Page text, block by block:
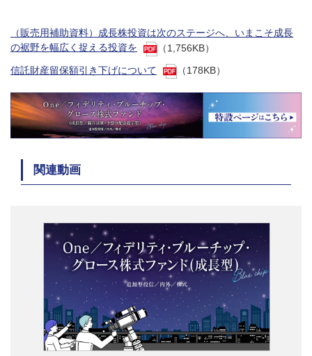
（販売用補助資料）成長株投資は次のステージへ、いまこそ成長
の裾野を幅広く捉える投資を
（1,756KB）
信託財産留保額引き下げについて
（178KB）
関連動画